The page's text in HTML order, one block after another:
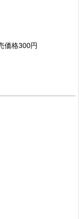
格300円